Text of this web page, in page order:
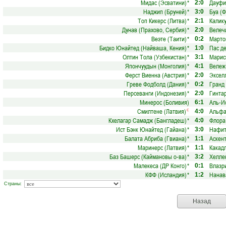
Мидас (Эсватини)* 2:0
Наджип (Бруней)* 3:0
Буа
Топ Кикерс (Литва)* 2:1
Дунав (Прахово, Сербия)* 2:0
Веэте (Таити)* 0:2
Бидко Юнайтед (Найваша, Кения)* 1:0
Пас
Олтин Тола (Узбекистан)* 3:1
Япончуудын (Монголия)* 4:1
Ферст Виенна (Австрия)* 2:0
Греве Фодболд (Дания)* 0:2
Персеванги (Индонезия)* 2:0
Минерос (Боливия)
6:1
Аль-
Смилтене (Латвия) с 4:0
Кхелагар Самадж (Бангладеш)* 4:0
Ист Бэнк Юнайтед (Гайана)* 3:0
Балата Абриба (Гвиана)* 1:1
Маринерс (Латвия)* 1:1
Баз Башерс (Каймановы о-ва)* 3:2
Малекеса (ДР Конго)* 0:1
КФФ (Исландия)* 1:2
Страны:
Назад